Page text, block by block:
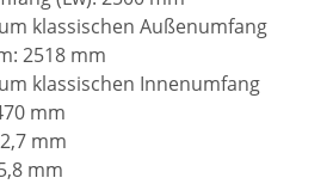
klassischen Außenumfang
2518 mm
klassischen Innenumfang
mm
mm
mm